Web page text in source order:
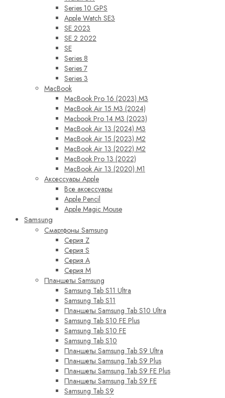
Series 10 GPS
Apple Watch SE3
SE 2023
SE 2 2022
SE
Series 8
Series 7
Series 3
MacBook
MacBook Pro 16 (2023) M3
MacBook Air 15 M3 (2024)
Macbook Pro 14 M3 (2023)
MacBook Air 13 (2024) M3
MacBook Air 15 (2023) M2
MacBook Air 13 (2022) M2
MacBook Pro 13 (2022)
MacBook Air 13 (2020) M1
Аксессуары Apple
Все аксессуары
Apple Pencil
Apple Magic Mouse
Samsung
Смартфоны Samsung
Серия Z
Серия S
Серия A
Серия M
Планшеты Samsung
Samsung Tab S11 Ultra
Samsung Tab S11
Планшеты Samsung Tab S10 Ultra
Samsung Tab S10 FE Plus
Samsung Tab S10 FE
Samsung Tab S10
Планшеты Samsung Tab S9 Ultra
Планшеты Samsung Tab S9 Plus
Планшеты Samsung Tab S9 FE Plus
Планшеты Samsung Tab S9 FE
Samsung Tab S9